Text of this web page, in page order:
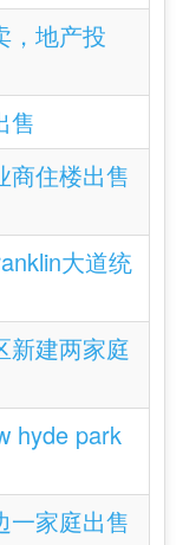
，地产投
售
商住楼出售
大道统
新建两家庭
hyde park
一家庭出售